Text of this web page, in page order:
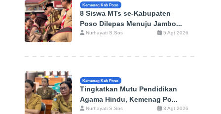
Kemenag Kab Poso
8 Siswa MTs se-Kabupaten
Poso Dilepas Menuju Jambo...
Nurhayati S.Sos 5 Agt 2026
Kemenag Kab Poso
Tingkatkan Mutu Pendidikan
Agama Hindu, Kemenag Po...
Nurhayati S.Sos 3 Agt 2026